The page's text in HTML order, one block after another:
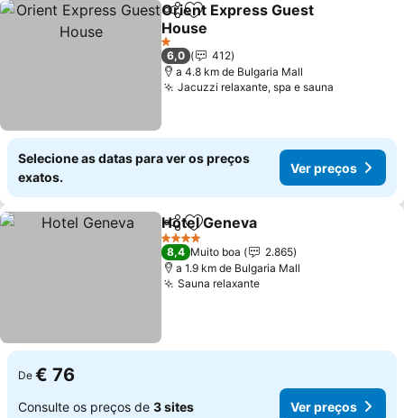
PartilharAdicionar aos favoritos
Orient Express Guest
House
Ver preços
1 Estrelas
6,0
412
a 4.8 km de Bulgaria Mall
Jacuzzi relaxante, spa e sauna
Selecione as datas para ver os preços
exatos.
Ver preços
PartilharAdicionar aos favoritos
Hotel Geneva
4 Estrelas
8,4 Muito boa
2.865
a 1.9 km de Bulgaria Mall
Sauna relaxanteVer preços
De € 76
Consulte os preços de 3 sites Ver preços